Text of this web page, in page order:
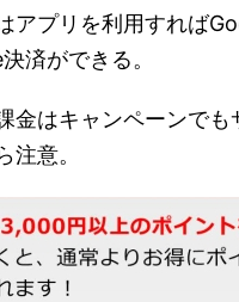
アプリを利用すれば
済ができる。
金はキャンペーンでも
注意。